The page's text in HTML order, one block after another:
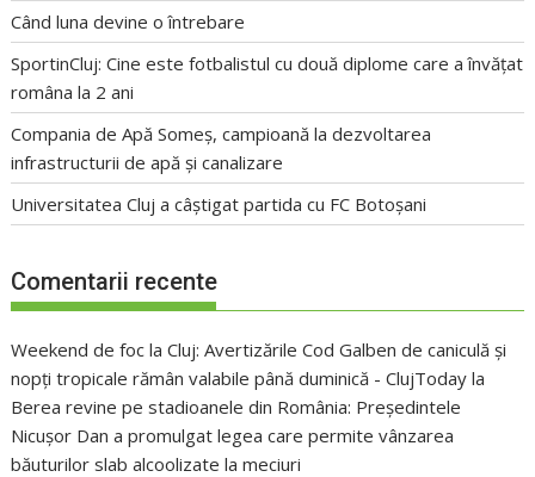
Când luna devine o întrebare
SportinCluj: Cine este fotbalistul cu două diplome care a învățat
româna la 2 ani
Compania de Apă Someș, campioană la dezvoltarea
infrastructurii de apă și canalizare
Universitatea Cluj a câștigat partida cu FC Botoșani
Comentarii recente
Weekend de foc la Cluj: Avertizările Cod Galben de caniculă și
nopți tropicale rămân valabile până duminică - ClujToday la
Berea revine pe stadioanele din România: Președintele
Nicușor Dan a promulgat legea care permite vânzarea
băuturilor slab alcoolizate la meciuri